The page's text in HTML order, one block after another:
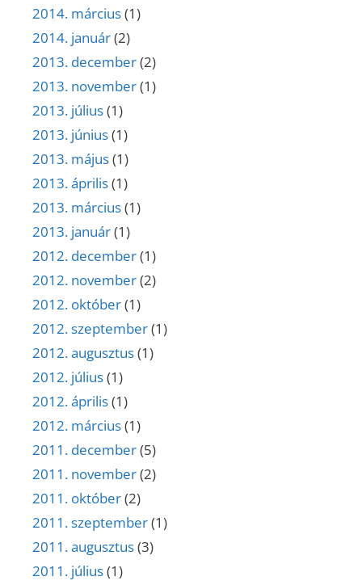
2014. március(1)
2014. január(2)
2013. december(2)
2013. november(1)
2013. július(1)
2013. június(1)
2013. május(1)
2013. április(1)
2013. március(1)
2013. január(1)
2012. december(1)
2012. november(2)
2012. október(1)
2012. szeptember(1)
2012. augusztus(1)
2012. július(1)
2012. április(1)
2012. március(1)
2011. december(5)
2011. november(2)
2011. október(2)
2011. szeptember(1)
2011. augusztus(3)
2011. július(1)